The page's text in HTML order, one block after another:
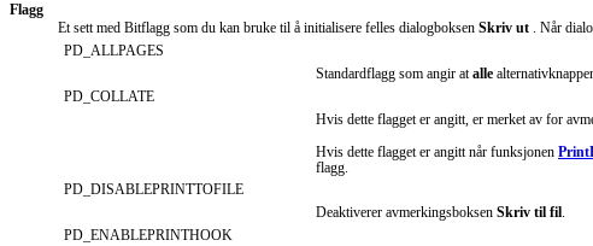
Flagg
Et sett med Bitflagg som du kan bruke til å initialisere felles dialogboksen Skriv ut . Når
PD_ALLPAGES
Standardflagg som angir atalle
PD_COLLATE
Hvis dette flagget er angitt, er merket av for
Hvis dette flagget er angitt når funksjonen
flagg.
PD_DISABLEPRINTTOFILE
Deaktiverer avmerkingsboksen Skriv til fil.
PD_ENABLEPRINTHOOK